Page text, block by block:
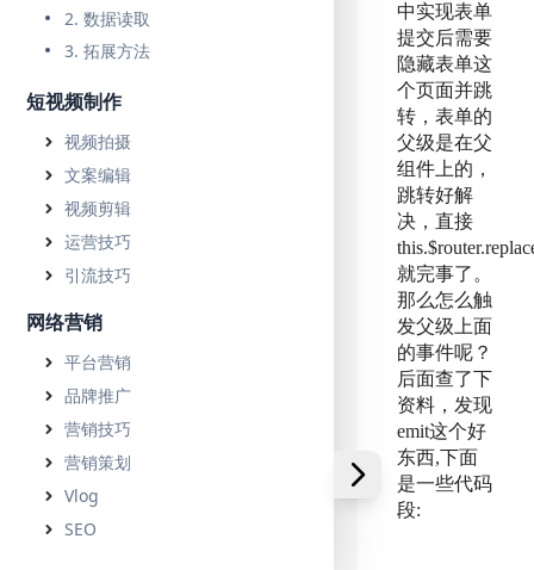
2. 数据读取
3. 拓展方法
短视频制作
视频拍摄
文案编辑
视频剪辑
运营技巧
引流技巧
网络营销
平台营销
品牌推广
营销技巧
营销策划
Vlog
SEO
中实现表单
提交后需要
隐藏表单这
个页面并跳
转，表单的
父级是在父
组件上的，
跳转好解
决，直接
就完事了。
那么怎么触
发父级上面
的事件呢？
后面查了下
资料，发现
emit这个好
东西,下面
是一些代码
段: